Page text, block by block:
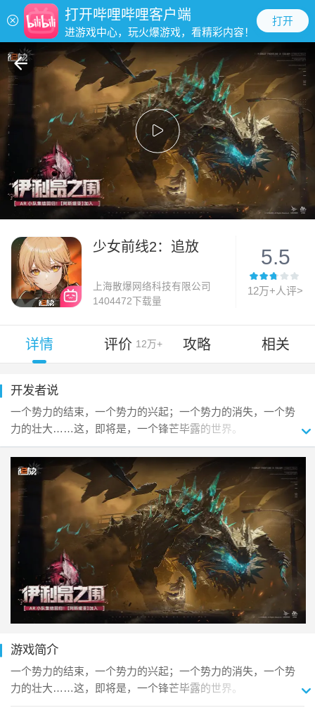
打开哔哩哔哩客户端
进游戏中心，玩火爆游戏，看精彩内容！
打开
少女前线2：追放
上海散爆网络科技有限公司
1404472下载量
5.5
12万+人评>
详情 评价 12万+ 攻略 相关
开发者说
一个势力的结束，一个势力的兴起；一个势力的消失，一个势
力的壮大……这，即将是，一个锋芒毕露的世界。
不再与格里芬为伍的指挥官，选择告别过去，进入污染区。在
流浪的旅途中，越来越多的人与战术人形相继出现。她们带着
各式各样的故事，成为了指挥官小队里，不可或缺的一员。只
想顺利完成赏金委托，获取稳定酬金的指挥官，却在一个普通
的运输任务中，遭到了意料之外的袭击。指挥官发现，一度远
离漩涡中心的自己，似乎被卷入了更大的漩涡……
游戏简介
一个势力的结束，一个势力的兴起；一个势力的消失，一个势
力的壮大……这，即将是，一个锋芒毕露的世界。